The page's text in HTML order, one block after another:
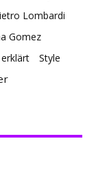
Lombardi
Gomez
Style